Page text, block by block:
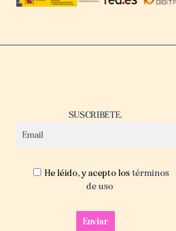
SUSCRIBETE.
He léido, y acepto los términos
de uso